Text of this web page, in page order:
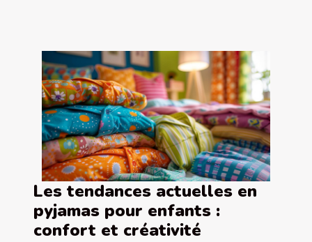
Les tendances actuelles en
pyjamas pour enfants :
confort et créativité